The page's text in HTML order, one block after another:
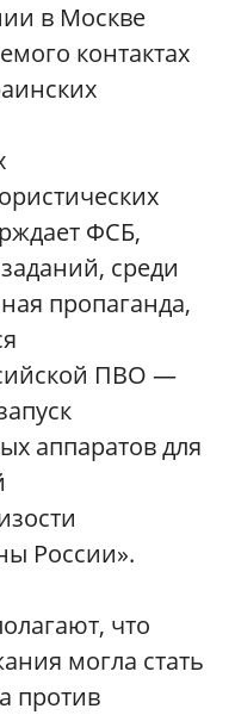
в Москве
контактах
ФСБ,
среди
пропаганда,
ПВО —
аппаратов для
России».
что
могла стать
против